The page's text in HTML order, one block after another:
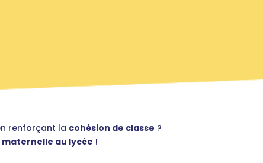
renforçant la cohésion de classe ?
maternelle au lycée !